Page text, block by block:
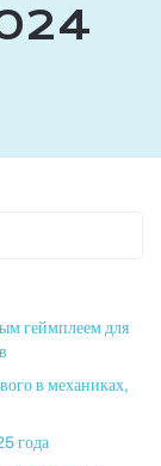
геймплеем для
в механиках,
года